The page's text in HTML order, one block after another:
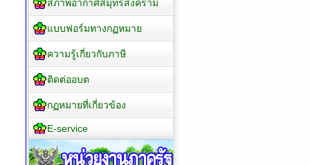
สภาพอากาศสมุทรสงคราม
แบบฟอร์มทางกฏหมาย
ความรู้เกี่ยวกับภาษี
ติดต่ออบต
กฏหมายที่เกี่ยวข้อง
E-service